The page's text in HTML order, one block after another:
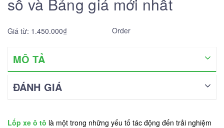
Giá từ: 1.450.000₫ Order
MÔ TẢ
ĐÁNH GIÁ
Lốp xe ô tô là một trong những yếu tố tác động đến trải nghiệm